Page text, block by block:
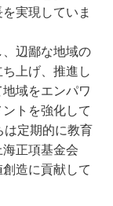
実現していま
辺鄙な地域の
上げ、推進し
域をエンパワ
トを強化して
は定期的に教育
正項基金会
造に貢献して